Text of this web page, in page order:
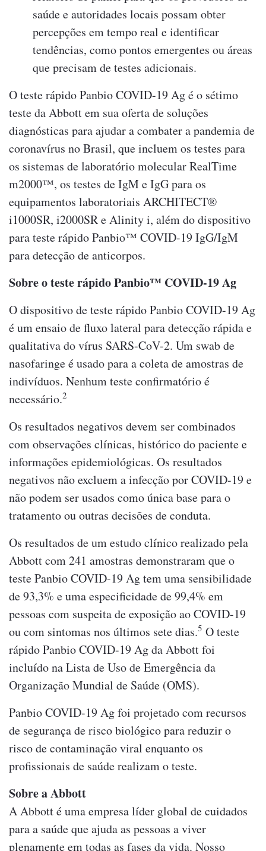
saúde e autoridades locais possam obter
percepções em tempo real e identificar
tendências, como pontos emergentes ou áreas
que precisam de testes adicionais.
O teste rápido Panbio COVID-19 Ag é o sétimo
teste da Abbott em sua oferta de soluções
diagnósticas para ajudar a combater a pandemia de
coronavírus no Brasil, que incluem os testes para
os sistemas de laboratório molecular RealTime
m2000™, os testes de IgM e IgG para os
equipamentos laboratoriais ARCHITECT®
i1000SR, i2000SR e Alinity i, além do dispositivo
para teste rápido Panbio™ COVID-19 IgG/IgM
para detecção de anticorpos.
Sobre o teste rápido Panbio™ COVID-19 Ag
O dispositivo de teste rápido Panbio COVID-19 Ag
é um ensaio de fluxo lateral para detecção rápida e
qualitativa do vírus SARS-CoV-2. Um swab de
nasofaringe é usado para a coleta de amostras de
indivíduos. Nenhum teste confirmatório é
necessário.2
Os resultados negativos devem ser combinados
com observações clínicas, histórico do paciente e
informações epidemiológicas. Os resultados
negativos não excluem a infecção por COVID-19 e
não podem ser usados como única base para o
tratamento ou outras decisões de conduta.
Os resultados de um estudo clínico realizado pela
Abbott com 241 amostras demonstraram que o
teste Panbio COVID-19 Ag tem uma sensibilidade
de 93,3% e uma especificidade de 99,4% em
pessoas com suspeita de exposição ao COVID-19
ou com sintomas nos últimos sete dias.5 O teste
rápido Panbio COVID-19 Ag da Abbott foi
incluído na Lista de Uso de Emergência da
Organização Mundial de Saúde (OMS).
Panbio COVID-19 Ag foi projetado com recursos
de segurança de risco biológico para reduzir o
risco de contaminação viral enquanto os
profissionais de saúde realizam o teste.
Sobre a Abbott
A Abbott é uma empresa líder global de cuidados
para a saúde que ajuda as pessoas a viver
plenamente em todas as fases da vida. Nosso